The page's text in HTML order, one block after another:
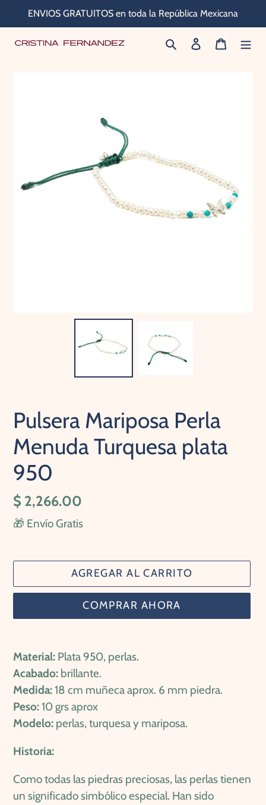
directamente
ENVIOS GRATUITOS en toda la República Mexicana
Buscar IngresarCarrito
Pulsera Mariposa Perla
Menuda Turquesa plata
950
Precio
habitual
$ 2,266.00
🎁 Envío Gratis
AGREGAR AL CARRITO
COMPRAR AHORA
el
producto
a
tu
carrito
compra
Material: Plata 950, perlas.
Acabado: brillante.
Medida:18 cm muñeca aprox. 6 mm piedra.
Peso:10 grs aprox
Modelo: perlas, turquesa y mariposa.
Historia:
Como todas las piedras preciosas, las perlas tienen
un significado simbólico especial. Han sido